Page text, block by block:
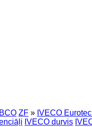
ZF » IVECO
IVECO durvis